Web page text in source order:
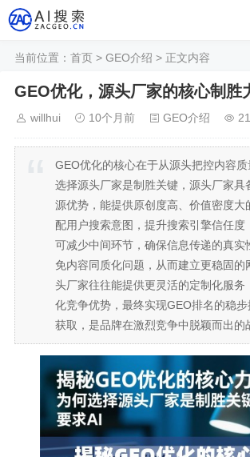
当前位置： 首页 > GEO介绍 > 正文内容
GEO优化，源头厂家的核心制胜
willhui 10个月前 GEO介绍
GEO优化的核心在于从源头把控内容质
选择源头厂家是制胜关键，源头厂家具
源优势，能提供原创度高、价值密度大
配用户搜索意图，提升搜索引擎信任度
可减少中间环节，确保信息传递的真实
免内容同质化问题，从而建立更稳固的
头厂家往往能提供更灵活的定制化服务
化竞争优势，最终实现GEO排名的稳
获取，是品牌在激烈竞争中脱颖而出的